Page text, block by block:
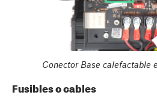
Conector Base calefactable
Fusibles o cables